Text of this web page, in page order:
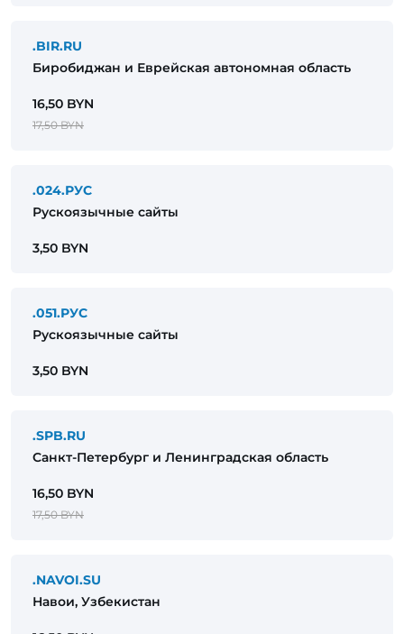
.BIR.RU
Биробиджан и Еврейская автономная область
16,50 BYN
17,50 BYN
.024.РУС
Рускоязычные сайты
3,50 BYN
.051.РУС
Рускоязычные сайты
3,50 BYN
.SPB.RU
Санкт-Петербург и Ленинградская область
16,50 BYN
17,50 BYN
.NAVOI.SU
Навои, Узбекистан